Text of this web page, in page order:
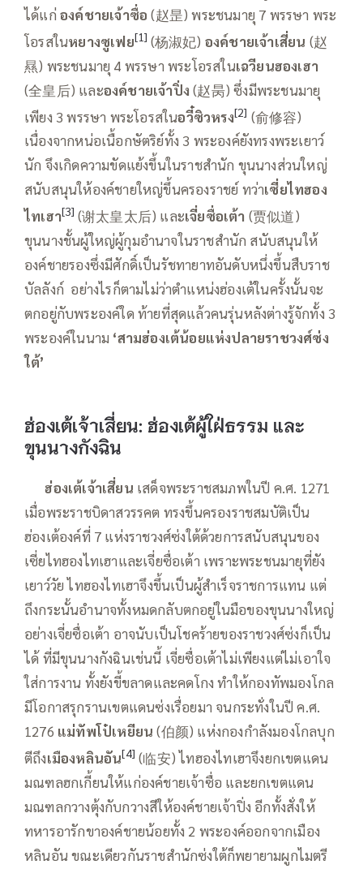
ได้แก่ องค์ชายเจ้าซื่อ (赵昰) พระชนมายุ 7 พรรษา พระ
โอรสในหยางซูเฟย[1] (杨淑妃) องค์ชายเจ้าเสี่ยน (赵
㬎) พระชนมายุ 4 พรรษา พระโอรสในเฉวียนฮองเฮา
(全皇后) และองค์ชายเจ้าปิ่ง (赵昺) ซึ่งมีพระชนมายุ
เพียง 3 พรรษา พระโอรสในอวี๋ซิวหรง[2] (俞修容)
เนื่องจากหน่อเนื้อกษัตริย์ทั้ง 3 พระองค์ยังทรงพระเยาว์
นัก จึงเกิดความขัดแย้งขึ้นในราชสำนัก ขุนนางส่วนใหญ่
สนับสนุนให้องค์ชายใหญ่ขึ้นครองราชย์ ทว่าเซี่ยไทฮอง
ไทเฮา[3] (谢太皇太后) และเจี่ยซื่อเต้า (贾似道)
ขุนนางชั้นผู้ใหญ่ผู้กุมอำนาจในราชสำนัก สนับสนุนให้
องค์ชายรองซึ่งมีศักดิ์เป็นรัชทายาทอันดับหนึ่งขึ้นสืบราช
บัลลังก์ อย่างไรก็ตามไม่ว่าตำแหน่งฮ่องเต้ในครั้งนั้นจะ
ตกอยู่กับพระองค์ใด ท้ายที่สุดแล้วคนรุ่นหลังต่างรู้จักทั้ง 3
พระองค์ในนาม ‘สามฮ่องเต้น้อยแห่งปลายราชวงศ์ซ่ง
ใต้’
ฮ่องเต้เจ้าเสี่ยน: ฮ่องเต้ผู้ใฝ่ธรรม และ
ขุนนางกังฉิน
—–ฮ่องเต้เจ้าเสี่ยน เสด็จพระราชสมภพในปี ค.ศ. 1271
เมื่อพระราชบิดาสวรรคต ทรงขึ้นครองราชสมบัติเป็น
ฮ่องเต้องค์ที่ 7 แห่งราชวงศ์ซ่งใต้ด้วยการสนับสนุนของ
เซี่ยไทฮองไทเฮาและเจี่ยซื่อเต้า เพราะพระชนมายุที่ยัง
เยาว์วัย ไทฮองไทเฮาจึงขึ้นเป็นผู้สำเร็จราชการแทน แต่
ถึงกระนั้นอำนาจทั้งหมดกลับตกอยู่ในมือของขุนนางใหญ่
อย่างเจี่ยซื่อเต้า อาจนับเป็นโชคร้ายของราชวงศ์ซ่งก็เป็น
ได้ ที่มีขุนนางกังฉินเช่นนี้ เจี่ยซื่อเต้าไม่เพียงแต่ไม่เอาใจ
ใส่การงาน ทั้งยังขี้ขลาดและคดโกง ทำให้กองทัพมองโกล
มีโอกาสรุกรานเขตแดนซ่งเรื่อยมา จนกระทั่งในปี ค.ศ.
1276 แม่ทัพโป๋เหยียน (伯颜) แห่งกองกำลังมองโกลบุก
ตีถึงเมืองหลินอัน[4] (临安) ไทฮองไทเฮาจึงยกเขตแดน
มณฑลฮกเกี้ยนให้แก่องค์ชายเจ้าซื่อ และยกเขตแดน
มณฑลกวางตุ้งกับกวางสีให้องค์ชายเจ้าปิ่ง อีกทั้งสั่งให้
ทหารอารักขาองค์ชายน้อยทั้ง 2 พระองค์ออกจากเมือง
หลินอัน ขณะเดียวกันราชสำนักซ่งใต้ก็พยายามผูกไมตรี